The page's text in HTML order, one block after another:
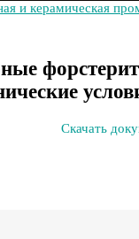
и керамическая
Скачать